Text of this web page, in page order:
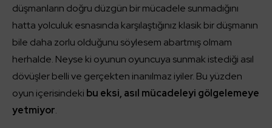
düşmanların doğru düzgün bir mücadele sunmadığını
hatta yolculuk esnasında karşılaştığınız klasik bir düşmanın
bile daha zorlu olduğunu söylesem abartmış olmam
herhalde. Neyse ki oyunun oyuncuya sunmak istediği asıl
dövüşler belli ve gerçekten inanılmaz iyiler. Bu yüzden
oyun içerisindeki bu eksi, asıl mücadeleyi gölgelemeye
yetmiyor.